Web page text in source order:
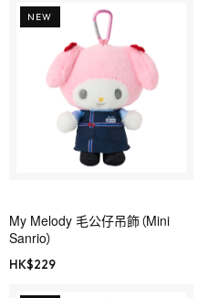
NEW
My Melody 毛公仔吊飾（Mini
Sanrio）
HK$229